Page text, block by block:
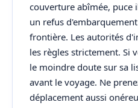
couverture abîmée,
un refus
frontière. Les autorités
les règles strictement. Si
le moindre doute sur sa
avant le voyage. Ne
déplacement aussi